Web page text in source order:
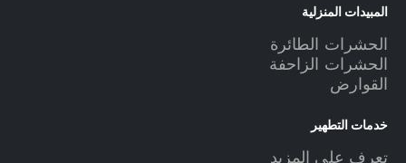
المبيدات المنزلية
الحشرات الطائرة
الحشرات الزاحفة
القوارض
خدمات التطهير
تعرف علي المزيد